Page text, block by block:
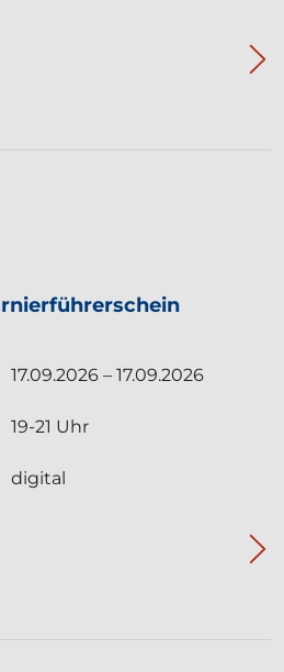
- FORTBILDUNG LK-
17.09.2026 – 17.09.2026
19-21 Uhr
digital